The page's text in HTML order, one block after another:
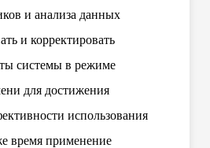
и анализа данных
и корректировать
системы в режиме
для достижения
использования
время применение